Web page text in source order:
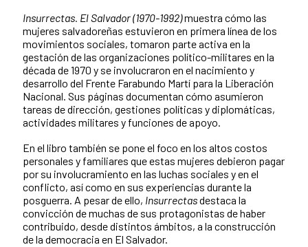
Insurrectas. El Salvador (1970-1992)muestra cómo las
mujeres salvadoreñas estuvieron en primera línea de los
movimientos sociales, tomaron parte activa en la
gestación de las organizaciones político-militares en la
década de 1970 y se involucraron en el nacimiento y
desarrollo del Frente Farabundo Martí para la Liberación
Nacional. Sus páginas documentan cómo asumieron
tareas de dirección, gestiones políticas y diplomáticas,
actividades militares y funciones de apoyo.
En el libro también se pone el foco en los altos costos
personales y familiares que estas mujeres debieron pagar
por su involucramiento en las luchas sociales y en el
conflicto, así como en sus experiencias durante la
posguerra. A pesar de ello, Insurrectasdestaca la
convicción de muchas de sus protagonistas de haber
contribuido, desde distintos ámbitos, a la construcción
de la democracia en El Salvador.